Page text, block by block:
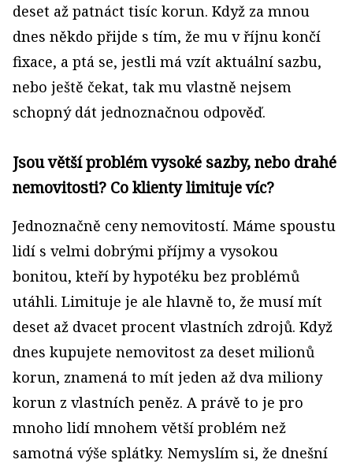
deset až patnáct tisíc korun. Když za mnou
dnes někdo přijde s tím, že mu v říjnu končí
fixace, a ptá se, jestli má vzít aktuální sazbu,
nebo ještě čekat, tak mu vlastně nejsem
schopný dát jednoznačnou odpověď.
Jsou větší problém vysoké sazby, nebo drahé
nemovitosti? Co klienty limituje víc?
Jednoznačně ceny nemovitostí. Máme spoustu
lidí s velmi dobrými příjmy a vysokou
bonitou, kteří by hypotéku bez problémů
utáhli. Limituje je ale hlavně to, že musí mít
deset až dvacet procent vlastních zdrojů. Když
dnes kupujete nemovitost za deset milionů
korun, znamená to mít jeden až dva miliony
korun z vlastních peněz. A právě to je pro
mnoho lidí mnohem větší problém než
samotná výše splátky. Nemyslím si, že dnešní